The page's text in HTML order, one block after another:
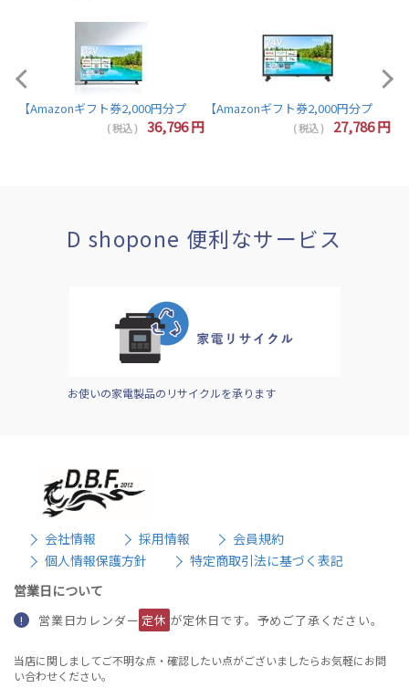
【Amazonギフト券2,000円分プレゼント】東芝 レグザ テレビ 32インチ
( 税込 ) 36,796円 ( 税込 ) 27,786円
D shopone 便利なサービス
お使いの家電製品のリサイクルを承ります
会社情報 採用情報
会員規約
個人情報保護方針
特定商取引法に基づく表記
営業日について
! 営業日カレンダー 定休 が定休日です。予めご了承ください。
当店に関しましてご不明な点・確認したい点がございましたらお気軽にお問
い合わせください。